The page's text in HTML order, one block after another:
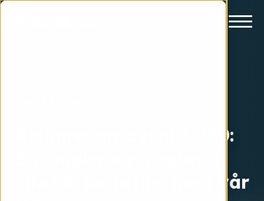
#Månresan avsnitt 230:
citat & kaffetips med vår